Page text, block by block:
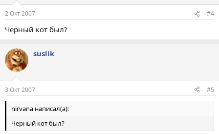
2 Окт 2007 #4
Черный кот был?
suslik
3 Окт 2007 #5
nirvana написал(а):
Черный кот был?